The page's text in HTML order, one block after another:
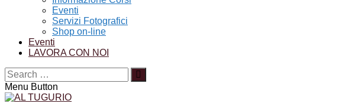
Eventi
Servizi Fotografici
Shop on-line
Eventi
LAVORA CON NOI
Menu Button